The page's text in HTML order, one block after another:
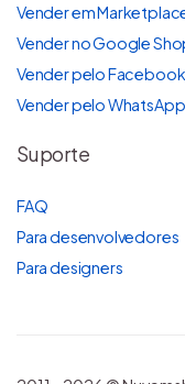
Vender em
Vender no Google
Vender pelo Facebook
Vender pelo WhatsApp
Suporte
FAQ
Para desenvolvedores
Para designers